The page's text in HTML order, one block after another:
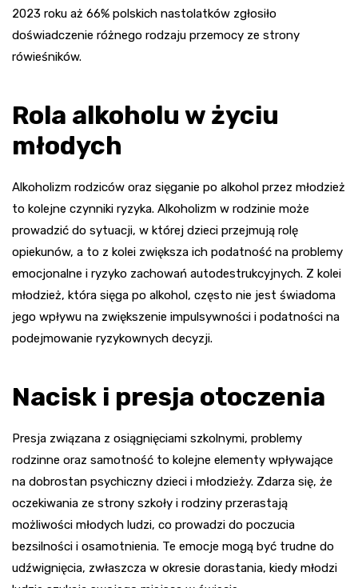
2023 roku aż 66% polskich nastolatków zgłosiło
doświadczenie różnego rodzaju przemocy ze strony
rówieśników.
Rola alkoholu w życiu
młodych
Alkoholizm rodziców oraz sięganie po alkohol przez młodzież
to kolejne czynniki ryzyka. Alkoholizm w rodzinie może
prowadzić do sytuacji, w której dzieci przejmują rolę
opiekunów, a to z kolei zwiększa ich podatność na problemy
emocjonalne i ryzyko zachowań autodestrukcyjnych. Z kolei
młodzież, która sięga po alkohol, często nie jest świadoma
jego wpływu na zwiększenie impulsywności i podatności na
podejmowanie ryzykownych decyzji.
Nacisk i presja otoczenia
Presja związana z osiągnięciami szkolnymi, problemy
rodzinne oraz samotność to kolejne elementy wpływające
na dobrostan psychiczny dzieci i młodzieży. Zdarza się, że
oczekiwania ze strony szkoły i rodziny przerastają
możliwości młodych ludzi, co prowadzi do poczucia
bezsilności i osamotnienia. Te emocje mogą być trudne do
udźwignięcia, zwłaszcza w okresie dorastania, kiedy młodzi